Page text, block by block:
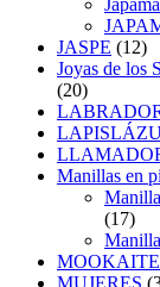
JASPE (12)
Joyas de los
(20)
Manillas en
(17)
MOOKAITE
MUJERES